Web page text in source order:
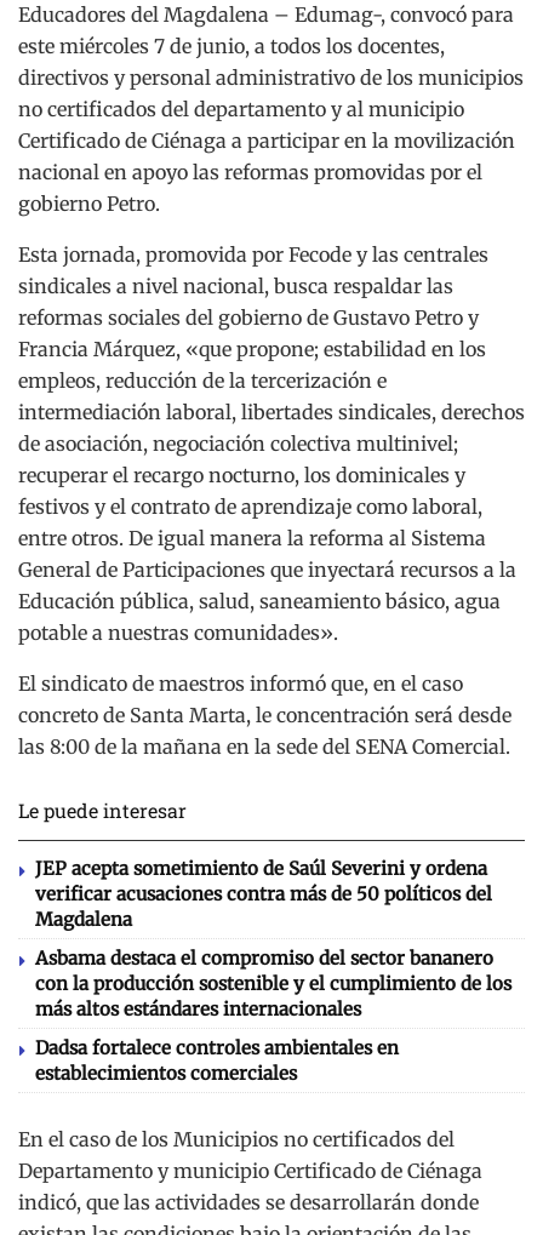
Educadores del Magdalena – Edumag-, convocó para
este miércoles 7 de junio, a todos los docentes,
directivos y personal administrativo de los municipios
no certificados del departamento y al municipio
Certificado de Ciénaga a participar en la movilización
nacional en apoyo las reformas promovidas por el
gobierno Petro.
Esta jornada, promovida por Fecode y las centrales
sindicales a nivel nacional, busca respaldar las
reformas sociales del gobierno de Gustavo Petro y
Francia Márquez, «que propone; estabilidad en los
empleos, reducción de la tercerización e
intermediación laboral, libertades sindicales, derechos
de asociación, negociación colectiva multinivel;
recuperar el recargo nocturno, los dominicales y
festivos y el contrato de aprendizaje como laboral,
entre otros. De igual manera la reforma al Sistema
General de Participaciones que inyectará recursos a la
Educación pública, salud, saneamiento básico, agua
potable a nuestras comunidades».
El sindicato de maestros informó que, en el caso
concreto de Santa Marta, le concentración será desde
las 8:00 de la mañana en la sede del SENA Comercial.
Le puede interesar
JEP acepta sometimiento de Saúl Severini y ordena
verificar acusaciones contra más de 50 políticos del
Magdalena
Asbama destaca el compromiso del sector bananero
con la producción sostenible y el cumplimiento de los
más altos estándares internacionales
Dadsa fortalece controles ambientales en
establecimientos comerciales
En el caso de los Municipios no certificados del
Departamento y municipio Certificado de Ciénaga
indicó, que las actividades se desarrollarán donde